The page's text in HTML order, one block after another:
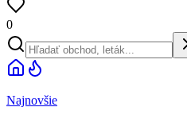
0
Najnovšie